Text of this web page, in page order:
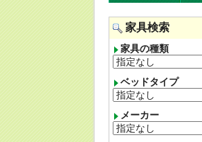
家具検索
家具の種類
ベッドタイプ
メーカー